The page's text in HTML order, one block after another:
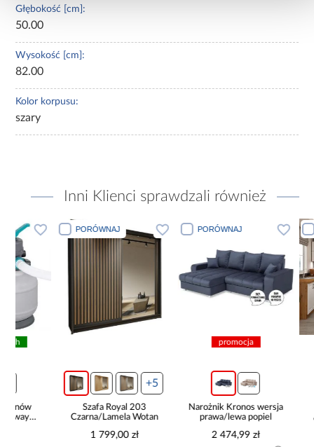
Głębokość [cm]:
50.00
Wysokość [cm]:
82.00
Kolor korpusu:
szary
Inni Klienci sprawdzali również
PORÓWNAJ
Szafa Royal 203
Czarna/Lamela Wotan
1 799,00 zł
PORÓWNAJ
Narożnik Kronos wersja
prawa/lewa popiel
2 474,99 zł
Najniższa
Cena